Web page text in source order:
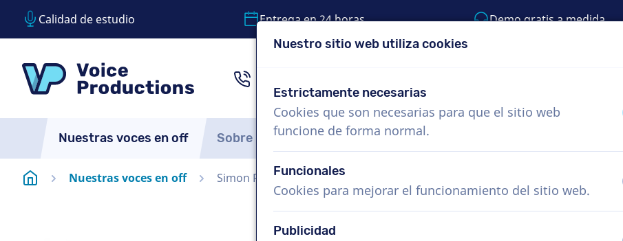
Calidad de estudio Entrega en 24 horas Demo gratis a medida
VoiceProductions
Nuestras voces en off Sobre nosotros ¿Cómo funciona?
Página de inicioNuestras voces en off Simon R
Nuestro sitio web utiliza cookies
Estrictamente necesarias
Cookies que son necesarias para que el sitio web
funcione de forma normal.
Funcionales
Cookies para mejorar el funcionamiento del sitio web.
Publicidad